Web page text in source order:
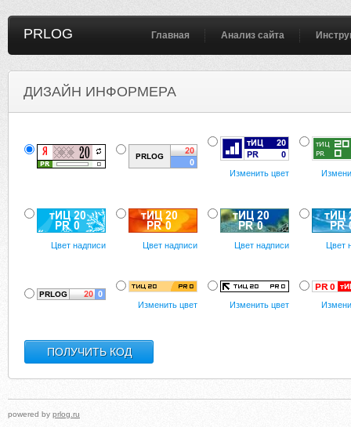
PRLOG Главная Анализ сайта
ДИЗАЙН ИНФОРМЕРА
Изменить цвет
Цвет надписи Цвет надписи Цвет надписи Цвет
Изменить цвет Изменить цвет
powered by prlog.ru